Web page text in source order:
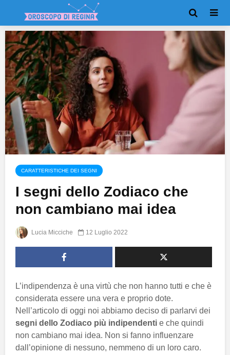
CARATTERISTICHE DEI SEGNI
I segni dello Zodiaco che
non cambiano mai idea
Lucia Micciche 12 Luglio 2022
L’indipendenza è una virtù che non hanno tutti e che è
considerata essere una vera e proprio dote.
Nell’articolo di oggi noi abbiamo deciso di parlarvi dei
segni dello Zodiaco più indipendenti e che quindi
non cambiano mai idea. Non si fanno influenzare
dall’opinione di nessuno, nemmeno di un loro caro.